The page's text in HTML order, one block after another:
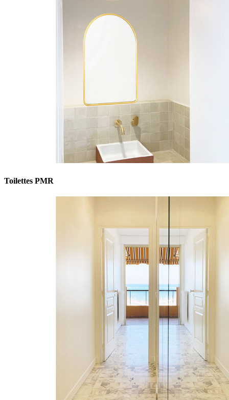
Toilettes PMR